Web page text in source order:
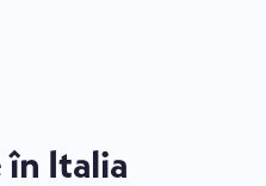
în Italia